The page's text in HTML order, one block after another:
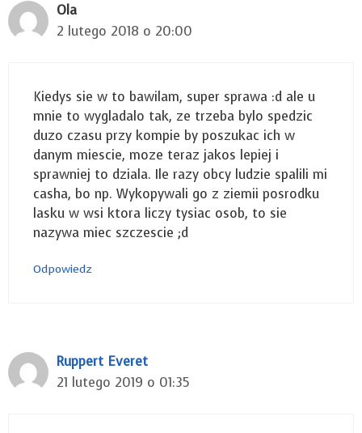
Ola
2 lutego 2018 o 20:00
Kiedys sie w to bawilam, super sprawa :d ale u
mnie to wygladalo tak, ze trzeba bylo spedzic
duzo czasu przy kompie by poszukac ich w
danym miescie, moze teraz jakos lepiej i
sprawniej to dziala. Ile razy obcy ludzie spalili mi
casha, bo np. Wykopywali go z ziemii posrodku
lasku w wsi ktora liczy tysiac osob, to sie
nazywa miec szczescie ;d
Odpowiedz
Ruppert Everet
21 lutego 2019 o 01:35